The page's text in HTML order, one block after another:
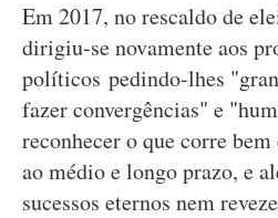
Em 2017, no rescaldo de
dirigiu-se novamente aos
políticos pedindo-lhes
fazer convergências" e
reconhecer o que corre
ao médio e longo prazo, e
sucessos eternos nem